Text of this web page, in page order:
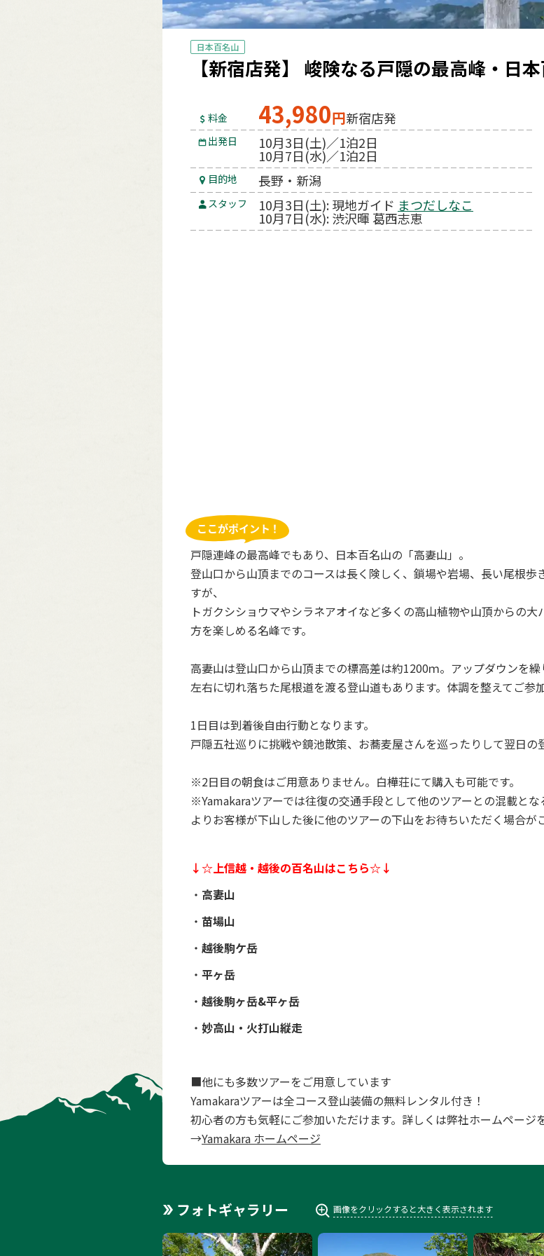
日本百名山
【新宿店発】 峻険なる戸隠の最高峰・日
料金 43,980円新宿店発
出発日 10月3日(土)／1泊2日
10月7日(水)／1泊2日
目的地 長野・新潟
スタッフ 10月3日(土): 現地ガイド まつだしなこ
10月7日(水): 渋沢暉 葛西志恵
戸隠連峰の最高峰でもあり、日本百名山の「高妻山」。
登山口から山頂までのコースは長く険しく、鎖場や岩場、長い尾根
すが、
トガクシショウマやシラネアオイなど多くの高山植物や山頂からの
方を楽しめる名峰です。
高妻山は登山口から山頂までの標高差は約1200ｍ。アップダウンを繰
左右に切れ落ちた尾根道を渡る登山道もあります。体調を整えてご参
1日目は到着後自由行動となります。
戸隠五社巡りに挑戦や鏡池散策、お蕎麦屋さんを巡ったりして翌日の
※2日目の朝食はご用意ありません。白樺荘にて購入も可能です。
※Yamakaraツアーでは往復の交通手段として他のツアーとの混載と
よりお客様が下山した後に他のツアーの下山をお待ちいただく場合
↓☆上信越・越後の百名山はこちら☆↓
・ 高妻山
・ 苗場山
・ 越後駒ケ岳
・ 平ヶ岳
・ 越後駒ヶ岳&平ヶ岳
・ 妙高山・火打山縦走
■他にも多数ツアーをご用意しています
Yamakaraツアーは全コース登山装備の無料レンタル付き！
初心者の方も気軽にご参加いただけます。詳しくは弊社ホームページ
→Yamakara ホームページ
フォトギャラリー 画像をクリックすると大きく表示されます